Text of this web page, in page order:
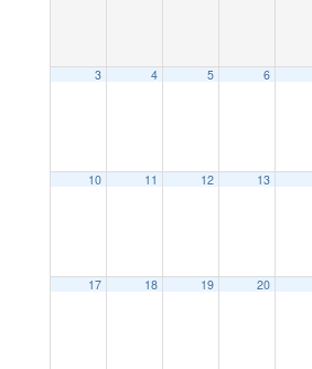
3 4 5 6
10 11 12 13
17 18 19 20